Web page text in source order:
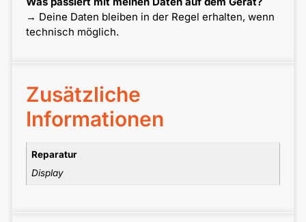
→ Deine Daten bleiben in der Regel erhalten, wenn
technisch möglich.
Zusätzliche
Informationen
Reparatur
Display